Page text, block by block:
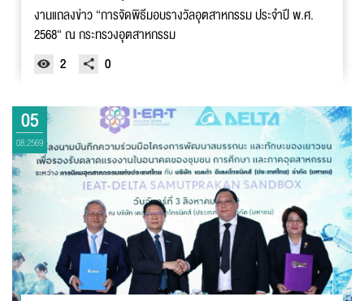
งานแถลงข่าว “การจัดพิธีมอบรางวัลอุตสาหกรรม ประจำปี พ.ศ.
2568“ ณ กระทรวงอุตสาหกรรม
2
0
05
08.2569